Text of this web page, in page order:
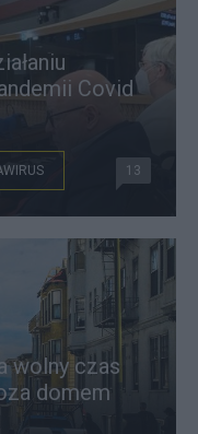
Covid
13
wolny czas
domem